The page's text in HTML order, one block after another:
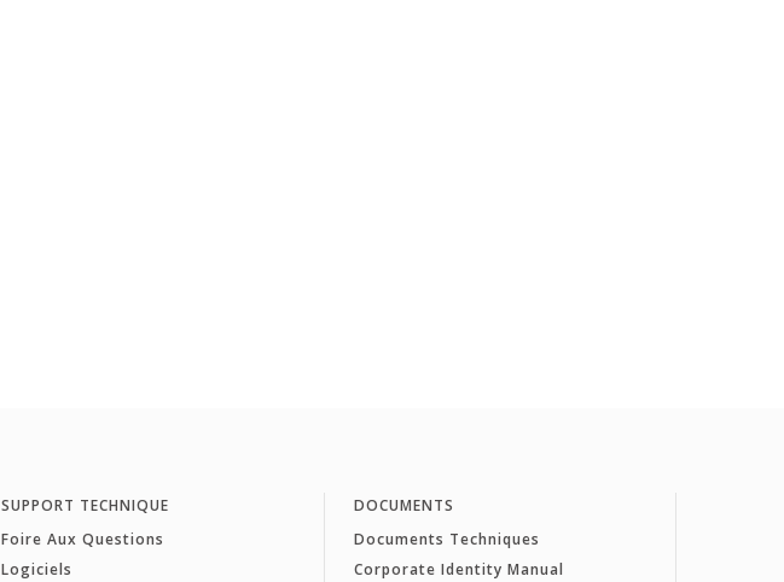
SUPPORT TECHNIQUE
Foire Aux Questions
Logiciels
DOCUMENTS
Documents Techniques
Corporate Identity Manual